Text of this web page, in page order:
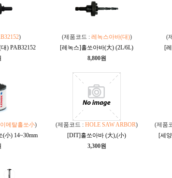
)
) PAB32152
(제품코드 : 레녹스아바(대))
[레녹스]홀쏘아바(大) (2L/6L)
8,800원
(
[
메탈홀쏘小)
小) 14~30mm
(제품코드 : HOLE SAW ARBOR)
[DIT]홀쏘아바 (大),(小)
3,300원
(제품
[세